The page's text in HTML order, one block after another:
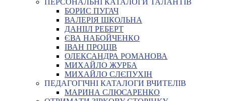
ПЕРСОНАЛЬНІ КАТАЛОГИ ТАЛАНТІВ
БОРИС ПУГАЧ
ВАЛЕРІЯ ШКОЛЬНА
ДАНІІЛ РЕБЕРТ
ЄВА НАБОЙЧЕНКО
ІВАН ПРОЦІВ
ОЛЕКСАНДРА РОМАНОВА
МИХАЙЛО ЖУРБА
МИХАЙЛО СЛЄПУХІН
ПЕДАГОГІЧНІ КАТАЛОГИ ВЧИТЕЛІВ
МАРИНА СЛЮСАРЕНКО